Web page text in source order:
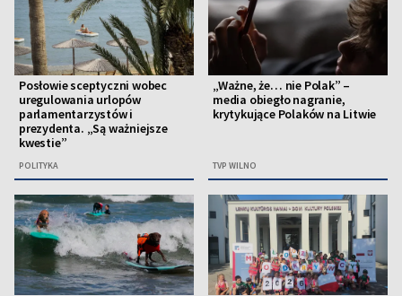
Posłowie sceptyczni wobec
uregulowania urlopów
parlamentarzystów i
prezydenta. „Są ważniejsze
kwestie”
POLITYKA
„Ważne, że… nie Polak” –
media obiegło nagranie,
krytykujące Polaków na Litwie
TVP WILNO